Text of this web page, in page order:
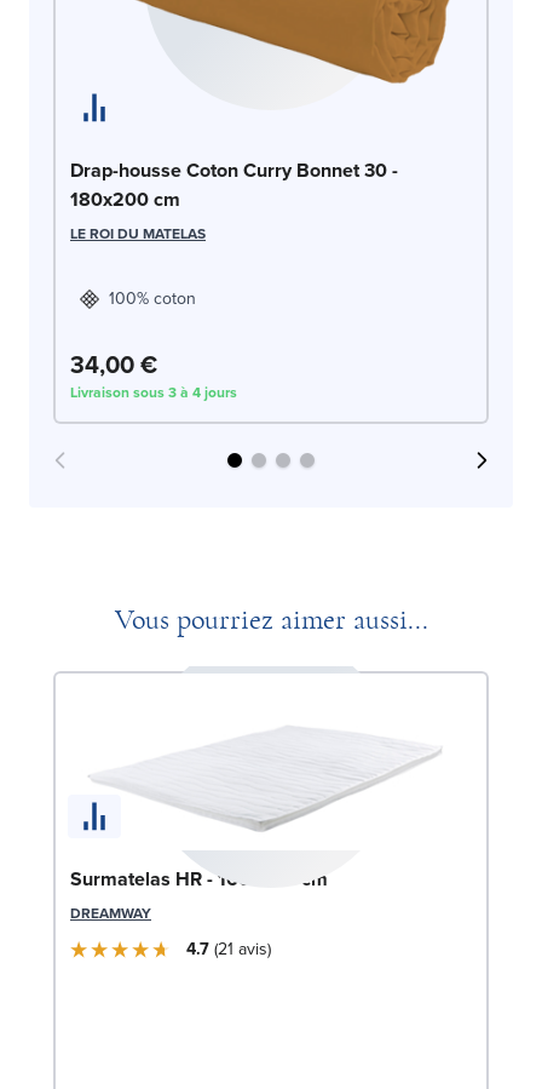
Drap-housse Coton Curry Bonnet 30 -
180x200 cm
LE ROI DU MATELAS
100% coton
34,00 €
Livraison sous 3 à 4 jours
Vous pourriez aimer aussi...
Surmatelas HR - 160x200 cm
DREAMWAY
4.7 21 avis